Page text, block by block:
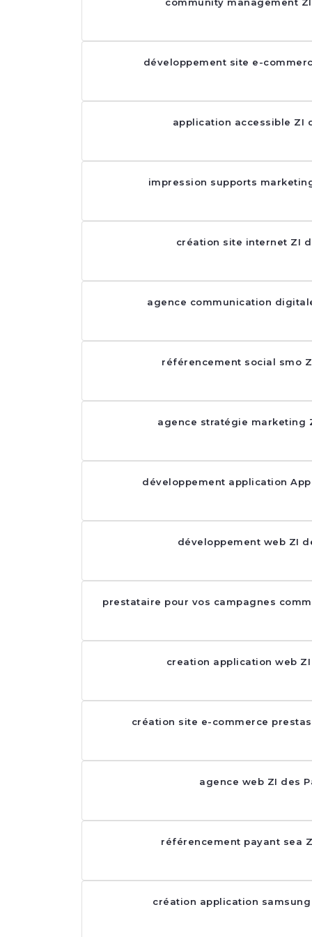
développement site e-
application accessible ZI
impression supports
création site internet ZI
agence communication
référencement social smo
agence stratégie marketing
développement application
développement web ZI
prestataire pour vos campagnes
creation application web
création site e-commerce
agence web ZI des
référencement payant sea
création application